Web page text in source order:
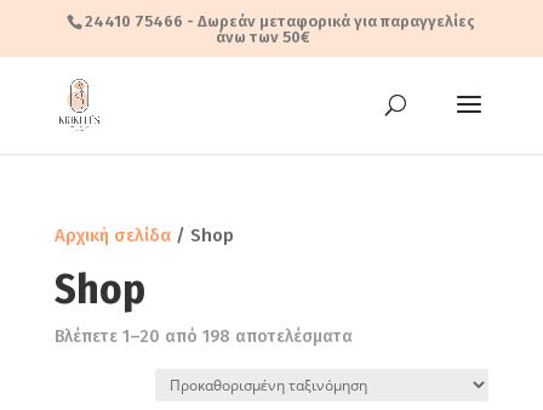
24410 75466 - Δωρεάν μεταφορικά για παραγγελίες
άνω των 50€
Αρχική σελίδα/ Shop
Shop
Βλέπετε 1–20 από 198 αποτελέσματα